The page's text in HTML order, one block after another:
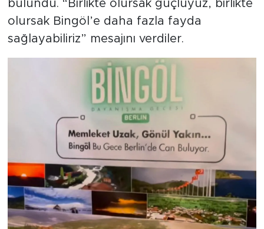
bulundu. “Birlikte olursak güçlüyüz, birlikte
olursak Bingöl’e daha fazla fayda
sağlayabiliriz” mesajını verdiler.